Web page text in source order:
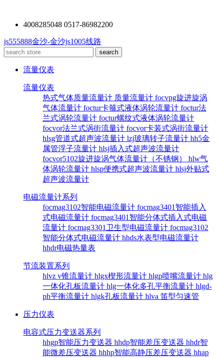
4008285048 0517-86982200
js555888金沙-金沙js1005线路
流量仪表
流量仪表
热式气体质量流量计 质量流量计 focvpg旋进旋涡
气体流量计 foctur卡箍式液体涡轮流量计 foctur法
兰式涡轮流量计 foctur螺纹式液体涡轮流量计
focvor法兰式涡街流量计 focvor卡装式涡街流量计
hlsg管道式超声波流量计 lzj玻璃转子流量计 hh5金
属管浮子流量计 hlsj插入式超声波流量计
focvor5102旋进旋涡气体流量计（不锈钢） hlw气
体涡轮流量计 hlsp便携式超声波流量计 hlsj外贴式
超声波流量计
电磁流量计系列
focmag3102智能电磁流量计 focmag3401智能插入
式电磁流量计 focmag3401智能分体式插入式电磁
流量计 focmag3301卫生型电磁流量计 focmag3102
智能分体式电磁流量计 hhds水表型电磁流量计
hhdr电磁热量表
节流装置系列
hlvz v锥流量计 hlgx楔形流量计 hlgp喷嘴流量计 hlg
一体化孔板流量计 hlg一体化多孔平衡流量计 hlgd-
ph平衡流量计 hlgk孔板流量计 hlva 笛型匀速管
压力仪表
电容式压力变送器系列
hhgp智能压力变送器 hhdp智能差压变送器 hhdr智
能微差压变送器 hhhp智能高静压差压变送器 hhap